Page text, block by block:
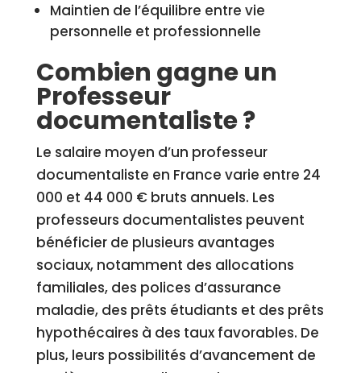
Maintien de l’équilibre entre vie
personnelle et professionnelle
Combien gagne un
Professeur
documentaliste ?
Le salaire moyen d’un professeur
documentaliste en France varie entre 24
000 et 44 000 € bruts annuels. Les
professeurs documentalistes peuvent
bénéficier de plusieurs avantages
sociaux, notamment des allocations
familiales, des polices d’assurance
maladie, des prêts étudiants et des prêts
hypothécaires à des taux favorables. De
plus, leurs possibilités d’avancement de